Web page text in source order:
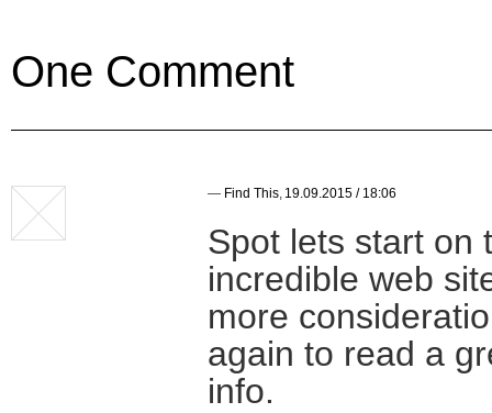
One Comment
— Find This, 19.09.2015 / 18:06
Spot lets start on
incredible web
more
again to read a
info.